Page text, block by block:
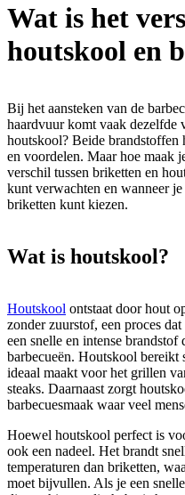
Wat is het
houtskool en
Bij het aansteken van de
haardvuur komt vaak dezelfde
houtskool? Beide brandstoffen
en voordelen. Maar hoe maak
verschil tussen briketten en
kunt verwachten en wanneer
briketten kunt kiezen.
Wat is houtskool?
Houtskool ontstaat door hout
zonder zuurstof, een proces
een snelle en intense
barbecueën. Houtskool bereikt
ideaal maakt voor het grillen
steaks. Daarnaast zorgt
barbecuesmaak waar veel
Hoewel houtskool perfect is
ook een nadeel. Het brandt
temperaturen dan briketten,
moet bijvullen. Als je een